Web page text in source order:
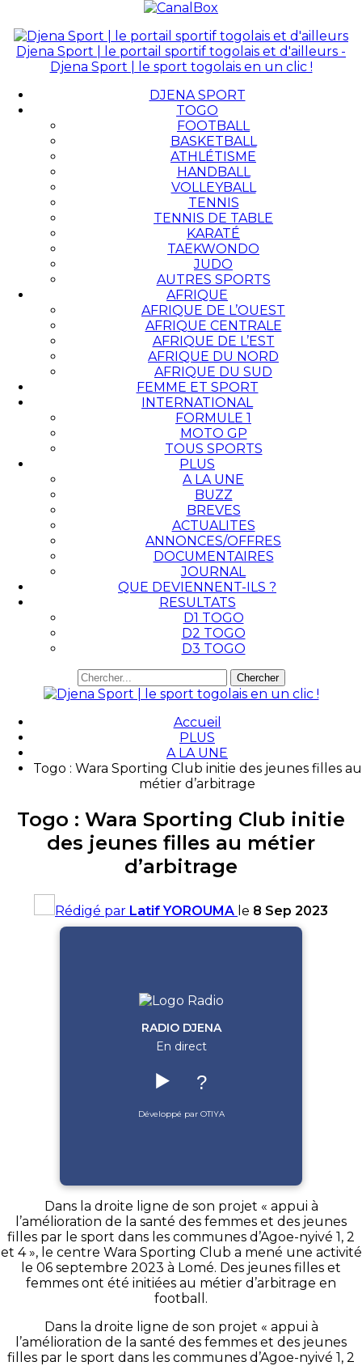
Djena Sport | le portail sportif togolais et d'ailleurs -
Djena Sport | le sport togolais en un clic !
DJENA SPORT
TOGO
FOOTBALL
BASKETBALL
ATHLÉTISME
HANDBALL
VOLLEYBALL
TENNIS
TENNIS DE TABLE
KARATÉ
TAEKWONDO
JUDO
AUTRES SPORTS
AFRIQUE
AFRIQUE DE L’OUEST
AFRIQUE CENTRALE
AFRIQUE DE L’EST
AFRIQUE DU NORD
AFRIQUE DU SUD
FEMME ET SPORT
INTERNATIONAL
FORMULE 1
MOTO GP
TOUS SPORTS
PLUS
A LA UNE
BUZZ
BREVES
ACTUALITES
ANNONCES/OFFRES
DOCUMENTAIRES
JOURNAL
QUE DEVIENNENT-ILS ?
RESULTATS
D1 TOGO
D2 TOGO
D3 TOGO
Accueil
PLUS
A LA UNE
Togo : Wara Sporting Club initie des jeunes filles au
métier d’arbitrage
Togo : Wara Sporting Club initie
des jeunes filles au métier
d’arbitrage
Rédigé par Latif YOROUMA le 8 Sep 2023
RADIO DJENA
En direct
▶️ ?
Développé par OTIYA
Dans la droite ligne de son projet « appui à
l’amélioration de la santé des femmes et des jeunes
filles par le sport dans les communes d’Agoe-nyivé 1, 2
et 4 », le centre Wara Sporting Club a mené une activité
le 06 septembre 2023 à Lomé. Des jeunes filles et
femmes ont été initiées au métier d’arbitrage en
football.
Dans la droite ligne de son projet « appui à
l’amélioration de la santé des femmes et des jeunes
filles par le sport dans les communes d’Agoe-nyivé 1, 2